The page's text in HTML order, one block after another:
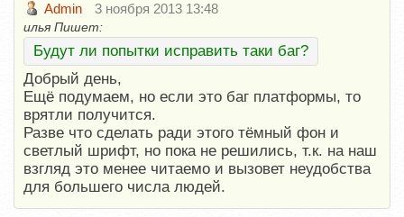
Admin 3 ноября 2013 13:48
илья Пишет:
Будут ли попытки исправить таки баг?
Добрый день,
Ещё подумаем, но если это баг платформы, то
врятли получится.
Разве что сделать ради этого тёмный фон и
светлый шрифт, но пока не решились, т.к. на наш
взгляд это менее читаемо и вызовет неудобства
для большего числа людей.